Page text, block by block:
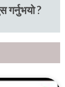
गर्नुभयो ?